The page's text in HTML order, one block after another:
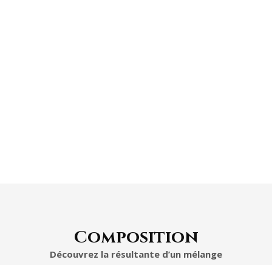
Composition
Découvrez la résultante d’un mélange